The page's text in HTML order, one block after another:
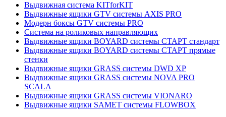
Выдвижная система KITforKIT
Выдвижные ящики GTV системы AXIS PRO
Модерн боксы GTV системы PRO
Система на роликовых направляющих
Выдвижные ящики BOYARD системы СТАРТ стандарт
Выдвижные ящики BOYARD системы СТАРТ прямые
стенки
Выдвижные ящики GRASS системы DWD XP
Выдвижные ящики GRASS системы NOVA PRO
SCALA
Выдвижные ящики GRASS системы VIONARO
Выдвижные ящики SAMET системы FLOWBOX